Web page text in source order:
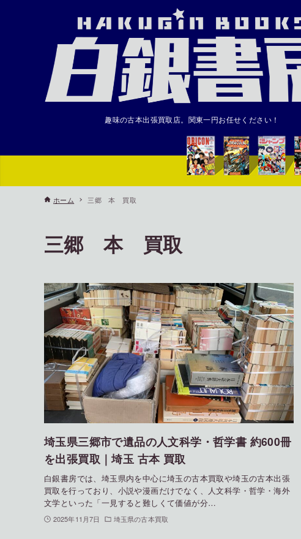
趣味の古本出張買取店。関東一円お任せください！
ホーム 三郷 本 買取
三郷 本 買取
埼玉県三郷市で遺品の人文科学・哲学書 約600冊
を出張買取｜埼玉 古本 買取
白銀書房では、埼玉県内を中心に埼玉の古本買取や埼玉の古本出張
買取を行っており、小説や漫画だけでなく、人文科学・哲学・海外
文学といった「一見すると難しくて価値が分…
2025年11月7日 埼玉県の古本買取